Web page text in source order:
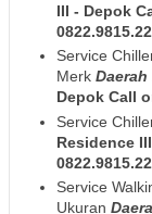
III - Depok
Service
Merk Daerah
Depok Call
Service
Residence III
Service
Ukuran